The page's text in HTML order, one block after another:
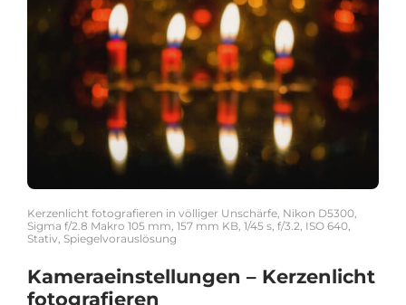
Kerzenlicht fotografieren in völliger Unschärfe, Nikon D5300,
Sigma f/2.8 Makro 105 mm, 157 mm KB, 1/45 s, f/3.2, ISO 640,
Stativ, Spiegelvorauslösung
Kameraeinstellungen – Kerzenlicht
fotografieren